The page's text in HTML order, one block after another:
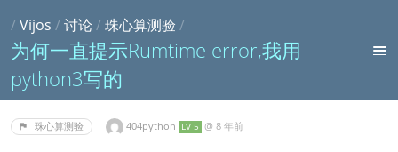
/Vijos /讨论 /珠心算测验 /
为何一直提示Rumtime error,我用
python3写的
珠心算测验 404python LV 5 @8 年前